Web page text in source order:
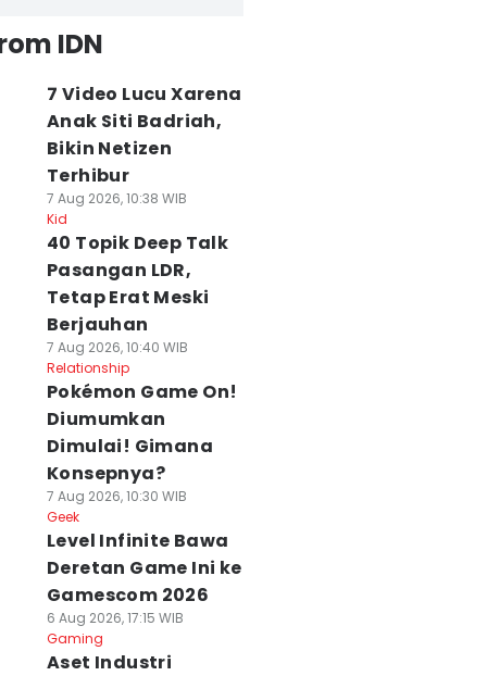
IDN
7 Video Lucu Xarena
Anak Siti Badriah,
Bikin Netizen
Terhibur
7 Aug 2026, 10:38 WIB
Kid
40 Topik Deep Talk
Pasangan LDR,
Tetap Erat Meski
Berjauhan
7 Aug 2026, 10:40 WIB
Relationship
Pokémon Game On!
Diumumkan
Dimulai! Gimana
Konsepnya?
7 Aug 2026, 10:30 WIB
Geek
Level Infinite Bawa
Deretan Game Ini ke
Gamescom 2026
6 Aug 2026, 17:15 WIB
Gaming
Aset Industri